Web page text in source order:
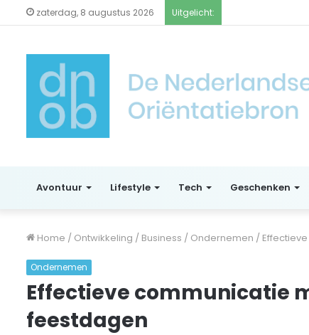
zaterdag, 8 augustus 2026 Uitgelicht:
Avontuur Lifestyle Tech Geschenken
Home / Ontwikkeling / Business / Ondernemen /
Ondernemen
Effectieve communicatie
feestdagen